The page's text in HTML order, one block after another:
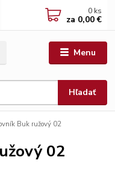
Menu
Hľadať
0 ks
za 0,00 €
Buk ružový 02
02